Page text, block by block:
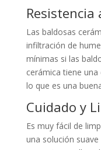
Las baldosas
infiltración de
mínimas si las
cerámica tiene
lo que es una
Cuidado y
Es muy fácil de
una solución